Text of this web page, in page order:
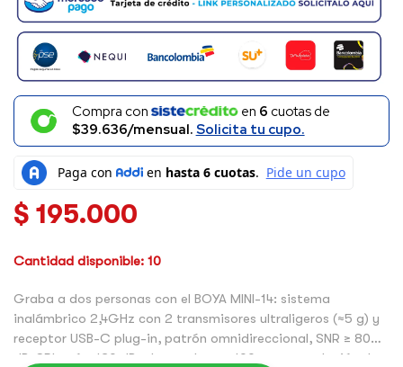
Compra con en 6 cuotas de
$39.636/mensual. Solicita tu cupo.
$ 195.000
Cantidad disponible: 10
Graba a dos personas con el BOYA MINI-14: sistema
inalámbrico 2,4GHz con 2 transmisores ultraligeros (≈5 g) y
receptor USB-C plug-in, patrón omnidireccional, SNR ≥ 80
dB, SPL máx. 120 dB, alcance hasta 100 m y cancelación de